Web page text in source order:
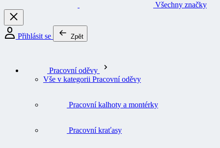
Všechny značky
Přihlásit se Zpět
Pracovní oděvy
Vše v kategorii Pracovní oděvy
Pracovní kalhoty a montérky
Pracovní kraťasy